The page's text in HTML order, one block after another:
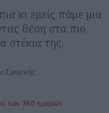
κι εμείς πάμε μια
θέση στα πιο
στέκια της.
Σμυρνής
των 360 ημερών